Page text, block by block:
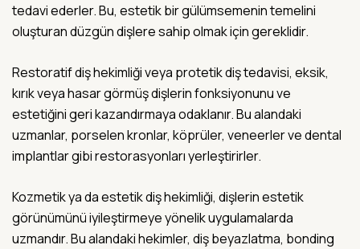
tedavi ederler. Bu, estetik bir gülümsemenin temelini
oluşturan düzgün dişlere sahip olmak için gereklidir.
Restoratif diş hekimliği veya protetik diş tedavisi, eksik,
kırık veya hasar görmüş dişlerin fonksiyonunu ve
estetiğini geri kazandırmaya odaklanır. Bu alandaki
uzmanlar, porselen kronlar, köprüler, veneerler ve dental
implantlar gibi restorasyonları yerleştirirler.
Kozmetik ya da estetik diş hekimliği, dişlerin estetik
görünümünü iyileştirmeye yönelik uygulamalarda
uzmandır. Bu alandaki hekimler, diş beyazlatma, bonding